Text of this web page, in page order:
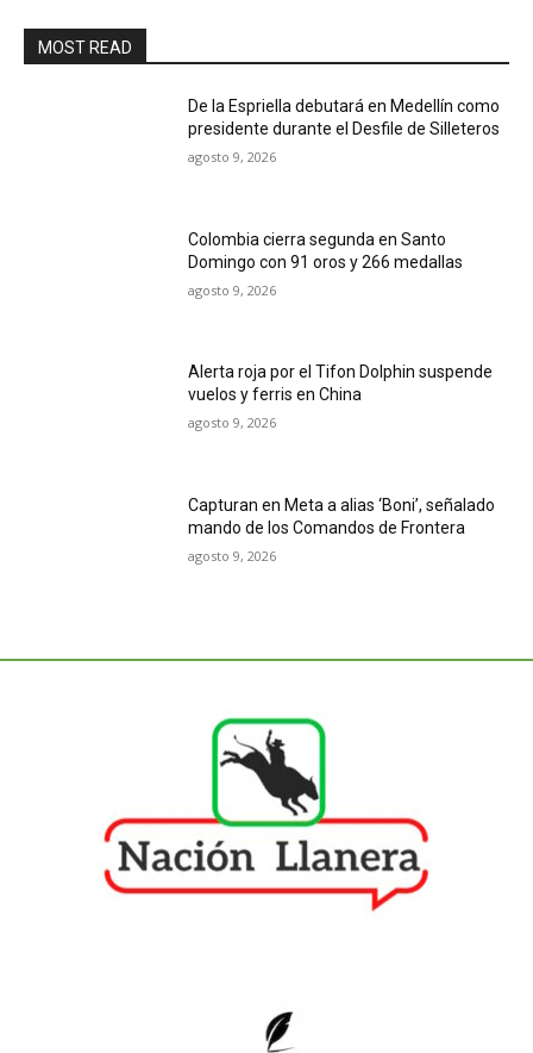
MOST READ
De la Espriella debutará en Medellín como
presidente durante el Desfile de Silleteros
agosto 9, 2026
Colombia cierra segunda en Santo
Domingo con 91 oros y 266 medallas
agosto 9, 2026
Alerta roja por el Tifon Dolphin suspende
vuelos y ferris en China
agosto 9, 2026
Capturan en Meta a alias ‘Boni’, señalado
mando de los Comandos de Frontera
agosto 9, 2026